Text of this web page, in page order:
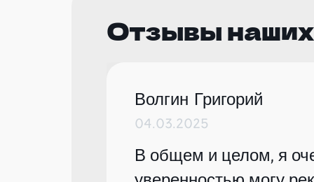
Отзывы
Волгин Григорий
04.03.2025
В общем и целом, я